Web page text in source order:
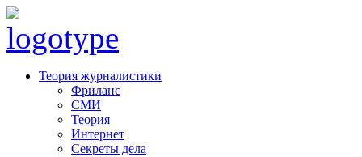
Теория журналистики
Фриланс
СМИ
Теория
Интернет
Секреты дела